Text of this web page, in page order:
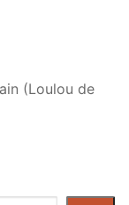
(Loulou de